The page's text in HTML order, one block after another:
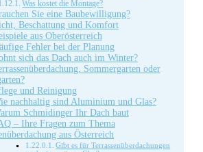
Was kostet die Montage?
Sie eine Baubewilligung?
Beschattung und Komfort
aus Oberösterreich
Fehler bei der Planung
sich das Dach auch im Winter?
Sommergarten oder
und Reinigung
nachhaltig sind Aluminium und Glas?
Schmidinger Ihr Dach baut
– Ihre Fragen zum Thema
aus Österreich
Gibt es für Terrassenüberdachungen